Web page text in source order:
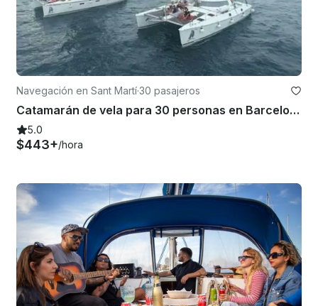
Navegación en Sant Martí·30 pasajeros
Catamarán de vela para 30 personas en Barcelona
5.0
$443+/hora